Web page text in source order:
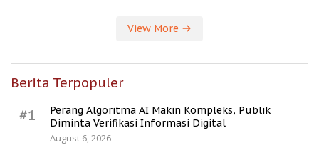
View More
Berita Terpopuler
#1
Perang Algoritma AI Makin Kompleks, Publik
Diminta Verifikasi Informasi Digital
August 6, 2026